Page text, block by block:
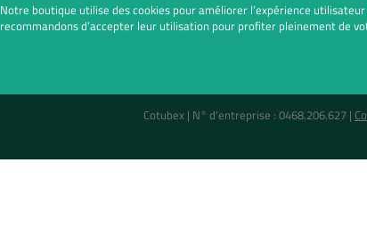
Notre boutique utilise des cookies pour améliorer l’expérience
recommandons d’accepter leur utilisation pour profiter pleinement de
Cotubex | N° d'entreprise : 0468.206.627 |